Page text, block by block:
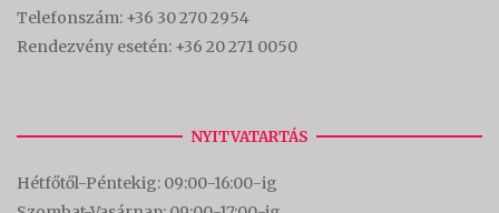
Telefonszám: +36 30 270 2954
Rendezvény esetén: +36 20 271 0050
NYITVATARTÁS
Hétfőtől-Péntekig: 09:00-16:00-ig